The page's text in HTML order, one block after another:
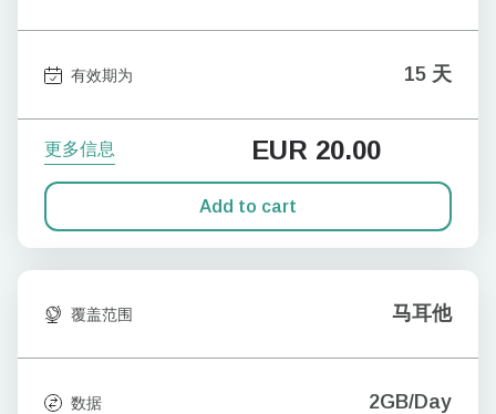
有效期为 15 天
更多信息 EUR 20.00
Add to cart
覆盖范围 马耳他
数据 2GB/Day